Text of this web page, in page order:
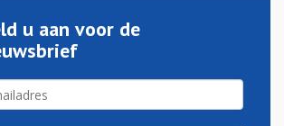
u aan voor de